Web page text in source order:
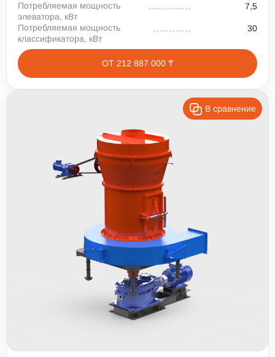
Потребляемая мощность
элеватора, кВт
7,5
Потребляемая мощность
классификатора, кВт
30
ОТ 212 887 000 ₸
В сравнение